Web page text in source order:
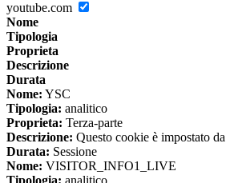
youtube.com
Nome
Tipologia
Proprieta
Descrizione
Durata
Nome: YSC
Tipologia: analitico
Proprieta: Terza-parte
Descrizione: Questo cookie è impostato
Durata: Sessione
Nome: VISITOR_INFO1_LIVE